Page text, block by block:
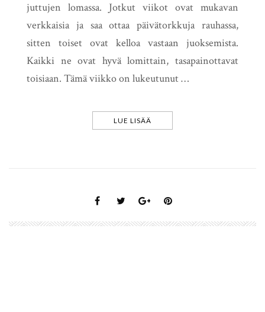
juttujen lomassa. Jotkut viikot ovat mukavan
verkkaisia ja saa ottaa päivätorkkuja rauhassa,
sitten toiset ovat kelloa vastaan juoksemista.
Kaikki ne ovat hyvä lomittain, tasapainottavat
toisiaan. Tämä viikko on lukeutunut …
LUE LISÄÄ